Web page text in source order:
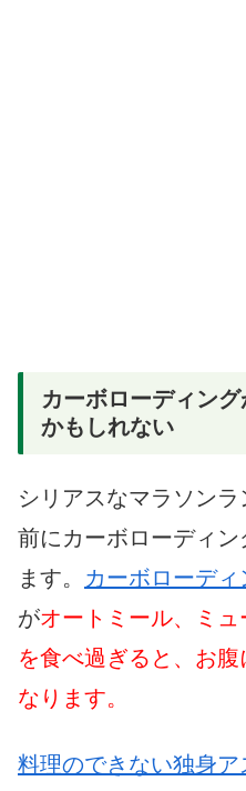
カーボローディン
かもしれない
シリアスなマラソン
前にカーボローディ
ます。 カーボローディ
がオートミール、ミ
を食べ過ぎると、お腹
なります。
料理のできない独身